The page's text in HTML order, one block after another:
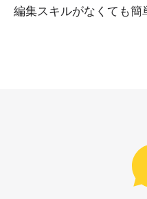
編集スキルがなくても簡